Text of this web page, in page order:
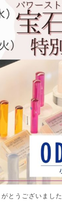
とうございました